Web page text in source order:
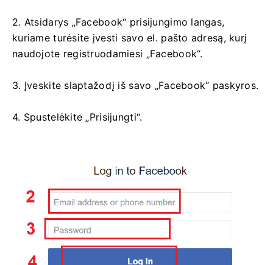
2. Atsidarys „Facebook“ prisijungimo langas,
kuriame turėsite įvesti savo el. pašto adresą, kurį
naudojote registruodamiesi „Facebook“.
3. Įveskite slaptažodį iš savo „Facebook“ paskyros.
4. Spustelėkite „Prisijungti“.